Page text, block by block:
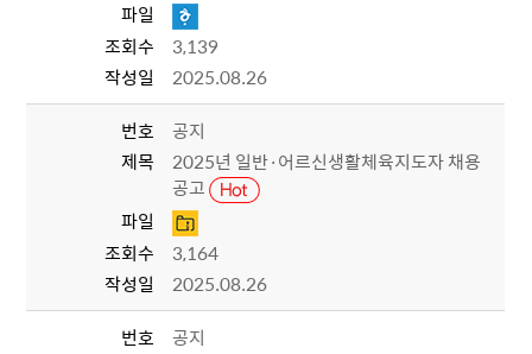
파일
조회수
3,139
작성일
2025.08.26
번호
공지
제목
2025년 일반·어르신생활체육지도자 채용
공고
파일
조회수
3,164
작성일
2025.08.26
번호
공지